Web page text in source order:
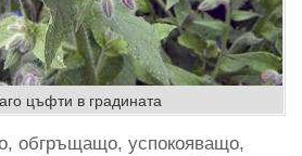
цъфти в градината
обгръщащо, успокояващо,